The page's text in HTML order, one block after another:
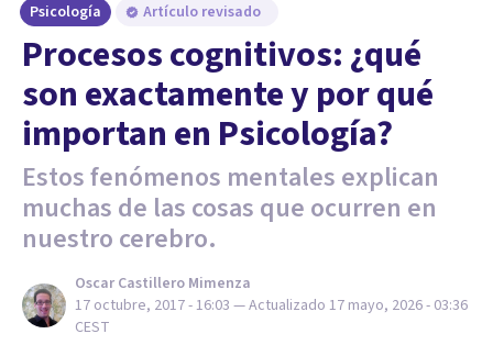
Psicología Artículo revisado
Procesos cognitivos: ¿qué
son exactamente y por qué
importan en Psicología?
Estos fenómenos mentales explican
muchas de las cosas que ocurren en
nuestro cerebro.
Oscar Castillero Mimenza
17 octubre, 2017 - 16:03 — Actualizado 17 mayo, 2026 - 03:36
CEST